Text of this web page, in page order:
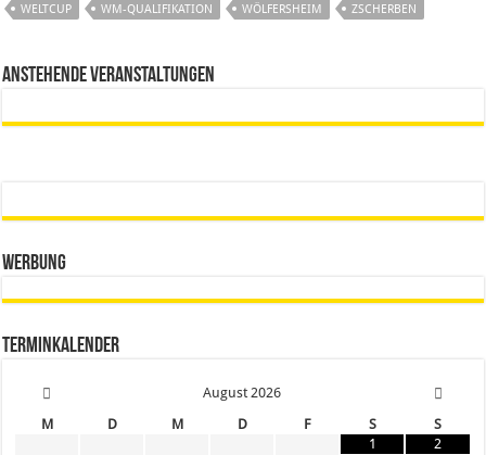
WELTCUP
WM-QUALIFIKATION WÖLFERSHEIM ZSCHERBEN
Anstehende Veranstaltungen
Werbung
Terminkalender
August 2026
M
D M D F S
S
1
2